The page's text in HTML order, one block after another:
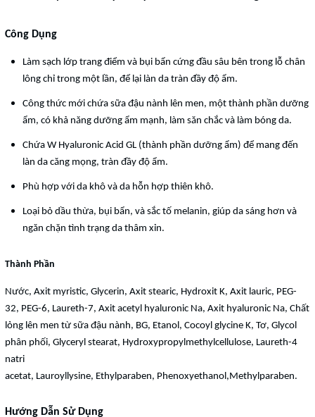
Công Dụng
Làm sạch lớp trang điểm và bụi bẩn cứng đầu sâu bên trong lỗ chân
lông chỉ trong một lần, để lại làn da tràn đầy độ ẩm.
Công thức mới chứa sữa đậu nành lên men, một thành phần dưỡng
ẩm, có khả năng dưỡng ẩm mạnh, làm săn chắc và làm bóng da.
Chứa W Hyaluronic Acid GL (thành phần dưỡng ẩm) để mang đến
làn da căng mọng, tràn đầy độ ẩm.
Phù hợp với da khô và da hỗn hợp thiên khô.
Loại bỏ dầu thừa, bụi bẩn, và sắc tố melanin, giúp da sáng hơn và
ngăn chặn tình trạng da thâm xỉn.
Thành Phần
Nước, Axit myristic, Glycerin, Axit stearic, Hydroxit K, Axit lauric, PEG-
32, PEG-6, Laureth-7, Axit acetyl hyaluronic Na, Axit hyaluronic Na, Chất
lỏng lên men từ sữa đậu nành, BG, Etanol, Cocoyl glycine K, Tơ, Glycol
phân phối, Glyceryl stearat, Hydroxypropylmethylcellulose, Laureth-4
natri
acetat, Lauroyllysine, Ethylparaben, Phenoxyethanol,Methylparaben.
Hướng Dẫn Sử Dụng